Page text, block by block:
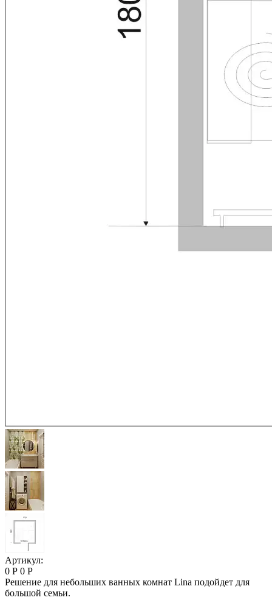
Артикул:
0 Р 0 Р
Решение для небольших ванных комнат Lina подойдет для
большой семьи.